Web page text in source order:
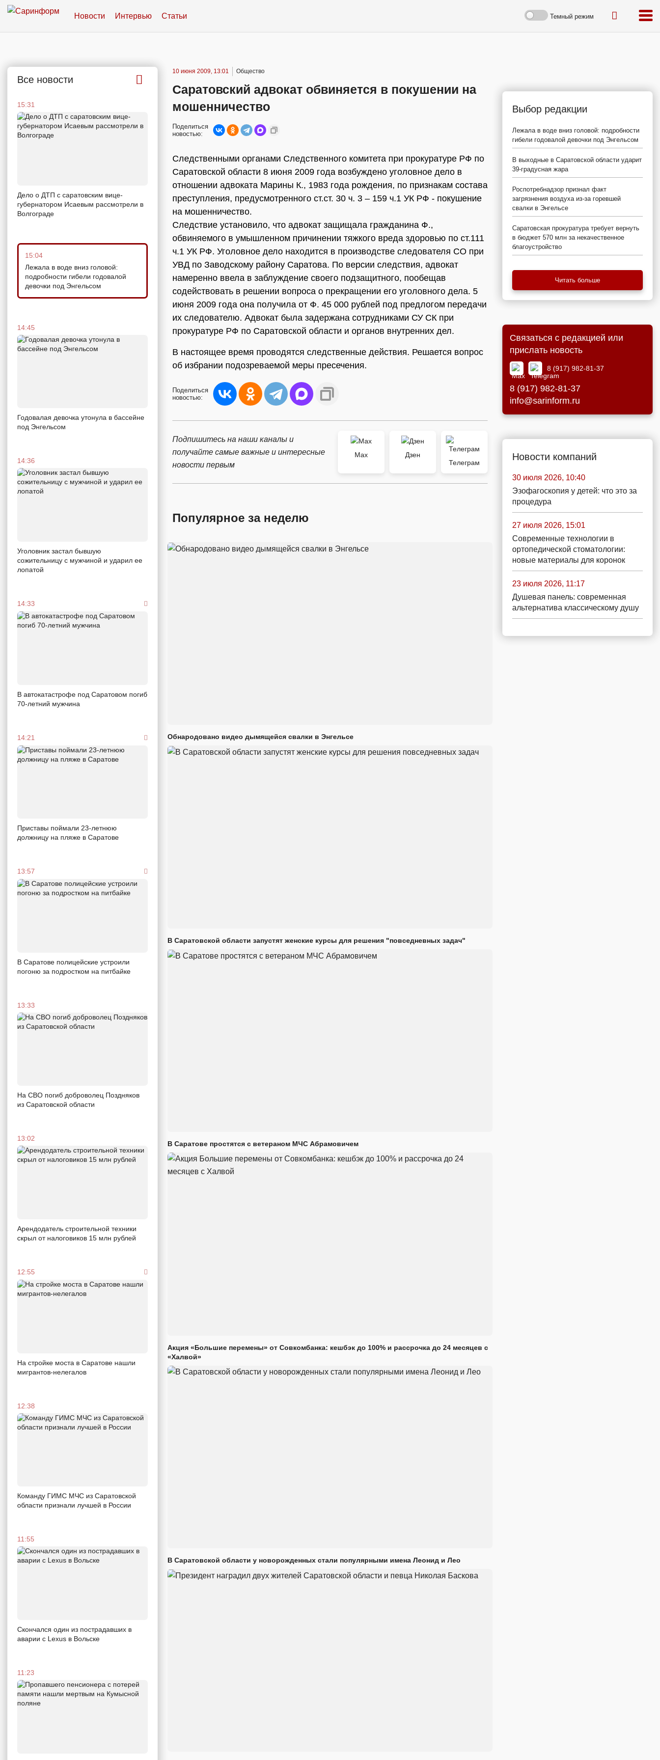
Новости Интервью Статьи Темный режим
Все новости
15:31
Дело о ДТП с саратовским вице-
губернатором Исаевым рассмотрели в
Волгограде
15:04
Лежала в воде вниз головой:
подробности гибели годовалой
девочки под Энгельсом
14:45
Годовалая девочка утонула в бассейне
под Энгельсом
14:36
Уголовник застал бывшую
сожительницу с мужчиной и ударил ее
лопатой
14:33
В автокатастрофе под Саратовом погиб
70-летний мужчина
14:21
Приставы поймали 23-летнюю
должницу на пляже в Саратове
13:57
В Саратове полицейские устроили
погоню за подростком на питбайке
13:33
На СВО погиб доброволец Поздняков
из Саратовской области
13:02
Арендодатель строительной техники
скрыл от налоговиков 15 млн рублей
12:55
На стройке моста в Саратове нашли
мигрантов-нелегалов
12:38
Команду ГИМС МЧС из Саратовской
области признали лучшей в России
11:55
Скончался один из пострадавших в
аварии c Lexus в Вольске
11:23
10 июня 2009, 13:01 Общество
Саратовский адвокат обвиняется в покушении на
мошенничество
Поделиться
новостью:
Следственными органами Следственного комитета при прокуратуре РФ по
Саратовской области 8 июня 2009 года возбуждено уголовное дело в
отношении адвоката Марины К., 1983 года рождения, по признакам состава
преступления, предусмотренного ст.ст. 30 ч. 3 – 159 ч.1 УК РФ - покушение
на мошенничество.
Следствие установило, что адвокат защищала гражданина Ф.,
обвиняемого в умышленном причинении тяжкого вреда здоровью по ст.111
ч.1 УК РФ. Уголовное дело находится в производстве следователя СО при
УВД по Заводскому району Саратова. По версии следствия, адвокат
намеренно ввела в заблуждение своего подзащитного, пообещав
содействовать в решении вопроса о прекращении его уголовного дела. 5
июня 2009 года она получила от Ф. 45 000 рублей под предлогом передачи
их следователю. Адвокат была задержана сотрудниками СУ СК при
прокуратуре РФ по Саратовской области и органов внутренних дел.
В настоящее время проводятся следственные действия. Решается вопрос
об избрании подозреваемой меры пресечения.
Поделиться
новостью:
Подпишитесь на наши каналы и
получайте самые важные и интересные
новости первым
Max
Дзен
Телеграм
Популярное за неделю
Обнародовано видео дымящейся свалки в Энгельсе
В Саратовской области запустят женские курсы для решения "повседневных задач"
В Саратове простятся с ветераном МЧС Абрамовичем
Акция «Большие перемены» от Совкомбанка: кешбэк до 100% и рассрочка до 24 месяцев с
«Халвой»
В Саратовской области у новорожденных стали популярными имена Леонид и Лео
Выбор редакции
Лежала в воде вниз головой: подробности
гибели годовалой девочки под Энгельсом
В выходные в Саратовской области ударит
39-градусная жара
Роспотребнадзор признал факт
загрязнения воздуха из-за горевшей
свалки в Энгельсе
Саратовская прокуратура требует вернуть
в бюджет 570 млн за некачественное
благоустройство
Читать больше
Связаться с редакцией или
прислать новость
8 (917) 982-81-37
8 (917) 982-81-37
info@sarinform.ru
Новости компаний
30 июля 2026, 10:40
Эзофагоскопия у детей: что это за
процедура
27 июля 2026, 15:01
Современные технологии в
ортопедической стоматологии:
новые материалы для коронок
23 июля 2026, 11:17
Душевая панель: современная
альтернатива классическому душу